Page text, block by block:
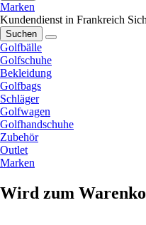
Marken
Kundendienst in Frankreich
Suchen
Golfbälle
Golfschuhe
Bekleidung
Golfbags
Schläger
Golfwagen
Golfhandschuhe
Zubehör
Outlet
Marken
Wird zum